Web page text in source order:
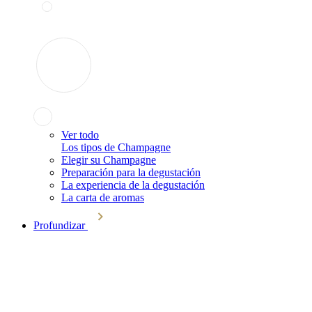
Ver todo
Los tipos de Champagne
Elegir su Champagne
Preparación para la degustación
La experiencia de la degustación
La carta de aromas
Profundizar